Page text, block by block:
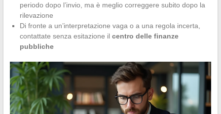
periodo dopo l’invio, ma è meglio correggere subito dopo la
rilevazione
Di fronte a un’interpretazione vaga o a una regola incerta,
contattate senza esitazione il centro delle finanze
pubbliche